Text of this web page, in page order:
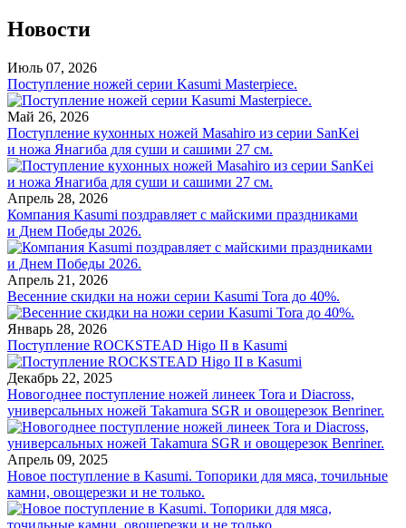
Новости
Июль 07, 2026
Поступление ножей серии Kasumi Masterpiece.
Май 26, 2026
Поступление кухонных ножей Masahiro из серии SanKei
и ножа Янагиба для суши и сашими 27 см.
Апрель 28, 2026
Компания Kasumi поздравляет с майскими праздниками
и Днем Победы 2026.
Апрель 21, 2026
Весенние скидки на ножи серии Kasumi Tora до 40%.
Январь 28, 2026
Поступление ROCKSTEAD Higo II в Kasumi
Декабрь 22, 2025
Новогоднее поступление ножей линеек Tora и Diacross,
универсальных ножей Takamura SGR и овощерезок Benriner.
Апрель 09, 2025
Новое поступление в Kasumi. Топорики для мяса, точильные
камни, овощерезки и не только.